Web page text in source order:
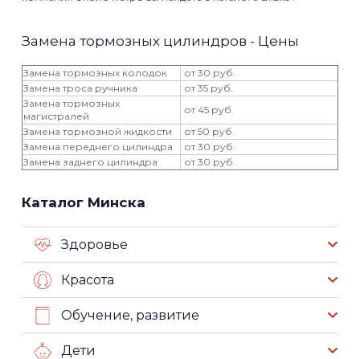
Замена тормозных цилиндров - Цены
Замена тормозных колодок
от 30 руб.
Замена троса ручника
от 35 руб.
Замена тормозных
магистралей
от 45 руб.
Замена тормозной жидкости
от 50 руб.
Замена переднего цилиндра
от 30 руб.
Замена заднего цилиндра
от 30 руб.
Каталог Минска
Здоровье
Красота
Обучение, развитие
Дети